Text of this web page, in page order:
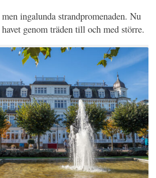
ingalunda strandpromenaden. Nu
genom träden till och med större.